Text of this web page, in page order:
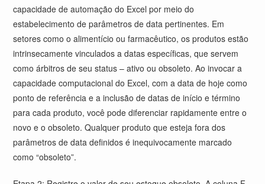
capacidade de automação do Excel por meio do
estabelecimento de parâmetros de data pertinentes. Em
setores como o alimentício ou farmacêutico, os produtos estão
intrinsecamente vinculados a datas específicas, que servem
como árbitros de seu status – ativo ou obsoleto. Ao invocar a
capacidade computacional do Excel, com a data de hoje como
ponto de referência e a inclusão de datas de início e término
para cada produto, você pode diferenciar rapidamente entre o
novo e o obsoleto. Qualquer produto que esteja fora dos
parâmetros de data definidos é inequivocamente marcado
como “obsoleto”.